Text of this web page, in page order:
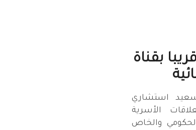
بقناة
استشاري
الأسرية
والخاص